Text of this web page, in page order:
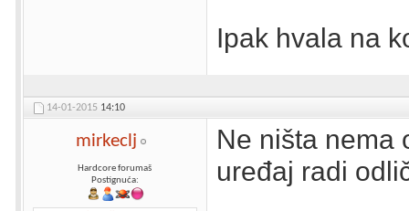
Ipak hvala na
14-01-2015 14:10
mirkeclj
Hardcore forumaš
Postignuća:
Ne ništa nema
uređaj radi